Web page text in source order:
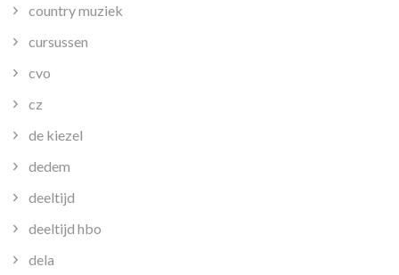
country muziek
cursussen
cvo
cz
de kiezel
dedem
deeltijd
deeltijd hbo
dela